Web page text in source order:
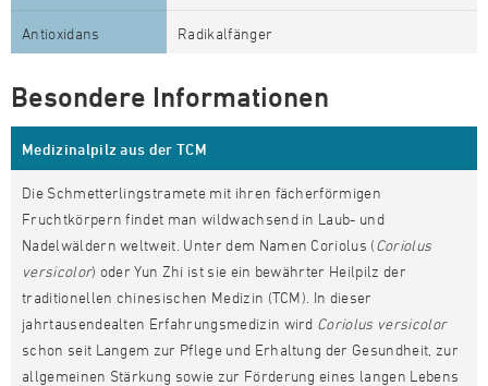
Antioxidans Radikalfänger
Besondere Informationen
Medizinalpilz aus der TCM
Die Schmetterlingstramete mit ihren fächerförmigen
Fruchtkörpern findet man wildwachsend in Laub- und
Nadelwäldern weltweit. Unter dem Namen Coriolus (Coriolus
versicolor) oder Yun Zhi ist sie ein bewährter Heilpilz der
traditionellen chinesischen Medizin (TCM). In dieser
jahrtausendealten Erfahrungsmedizin wird Coriolus versicolor
schon seit Langem zur Pflege und Erhaltung der Gesundheit, zur
allgemeinen Stärkung sowie zur Förderung eines langen Lebens